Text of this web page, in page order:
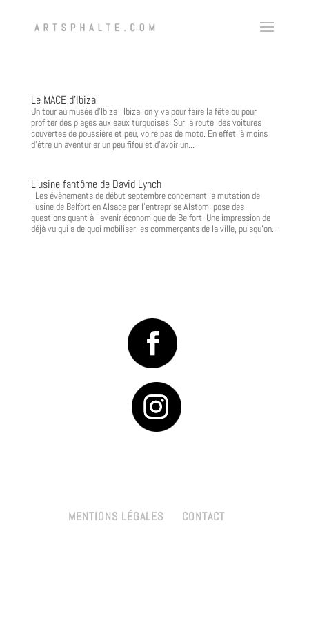
Le MACE d’Ibiza
Un tour au musée d’Ibiza Ibiza, on y va pour faire la fête ou pour
profiter des plages aux eaux turquoises. Sur la route, des voitures
couvertes de poussière et peu, voire pas de moto. En effet, à moins
d’être un aventurier un peu fifou et d’avoir un...
L’usine fantôme de David Lynch
Les évènements de début septembre concernant la mutation de
l’usine de Belfort en Alsace par l’entreprise Alstom, pose des
questions quant à l’avenir économique de Belfort. Une impression de
déjà vu qui a de quoi mobiliser les commerçants de la ville, puisqu’on...
MENTIONS LÉGALES CONTACT